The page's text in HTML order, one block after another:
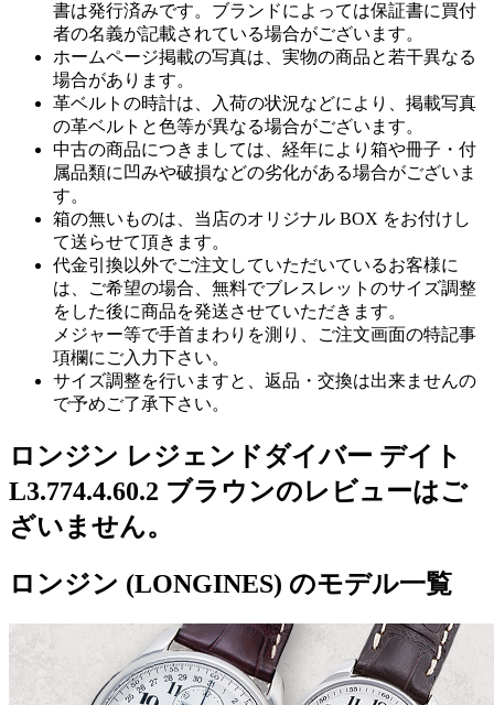
書は発行済みです。ブランドによっては保証書に買付
者の名義が記載されている場合がございます。
ホームページ掲載の写真は、実物の商品と若干異なる
場合があります。
革ベルトの時計は、入荷の状況などにより、掲載写真
の革ベルトと色等が異なる場合がございます。
中古の商品につきましては、経年により箱や冊子・付
属品類に凹みや破損などの劣化がある場合がございま
す。
箱の無いものは、当店のオリジナル BOX をお付けし
て送らせて頂きます。
代金引換以外でご注文していただいているお客様に
は、ご希望の場合、無料でブレスレットのサイズ調整
をした後に商品を発送させていただきます。
メジャー等で手首まわりを測り、ご注文画面の特記事
項欄にご入力下さい。
サイズ調整を行いますと、返品・交換は出来ませんの
で予めご了承下さい。
ロンジン レジェンドダイバー デイト
L3.774.4.60.2 ブラウンのレビューはご
ざいません。
ロンジン (LONGINES) のモデル一覧